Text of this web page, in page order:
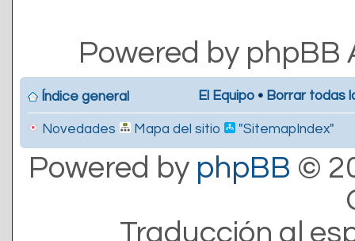
Powered by
Índice general El Equipo • Borrar todas
Novedades Mapa del sitio "SitemapIndex"
Powered by phpBB ©
Traducción al